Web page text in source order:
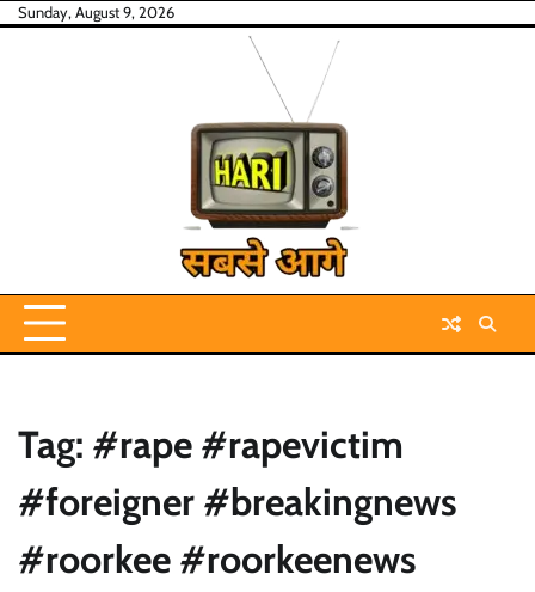
SkipSunday, August 9, 2026
Tag: #rape #rapevictim
#foreigner #breakingnews
#roorkee #roorkeenews